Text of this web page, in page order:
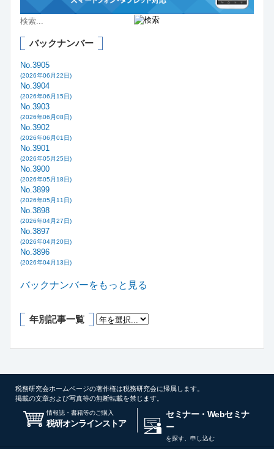
バックナンバー
No.3905
(2026年06月22日)
No.3904
(2026年06月15日)
No.3903
(2026年06月08日)
No.3902
(2026年06月01日)
No.3901
(2026年05月25日)
No.3900
(2026年05月18日)
No.3899
(2026年05月11日)
No.3898
(2026年04月27日)
No.3897
(2026年04月20日)
No.3896
(2026年04月13日)
バックナンバーをもっと見る
年別記事一覧
税務研究会ホームページの著作権は税務研究会に帰属します。
掲載の文章および写真等の無断転載を禁じます。
情報誌・書籍等のご購入
税研オンラインストア
セミナー・Webセミナ
ー
を探す、申し込む